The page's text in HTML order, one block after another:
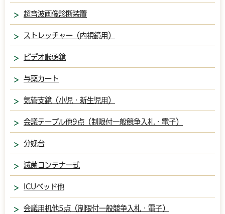
超音波画像診断装置
ストレッチャー（内視鏡用）
ビデオ喉頭鏡
与薬カート
気管支鏡（小児・新生児用）
会議テーブル他9点（制限付一般競争入札・電子）
分娩台
滅菌コンテナ一式
ICUベッド他
会議用机他5点（制限付一般競争入札・電子）